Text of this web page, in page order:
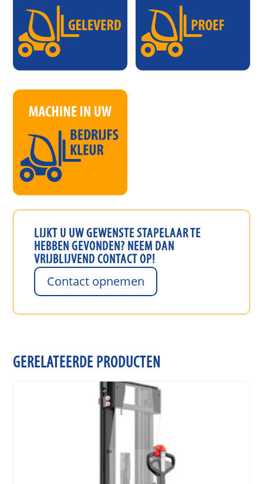
LIJKT U UW GEWENSTESTAPELAARTE
HEBBEN GEVONDEN? NEEM DAN
VRIJBLIJVEND CONTACT OP!
Contact opnemen
GERELATEERDE PRODUCTEN